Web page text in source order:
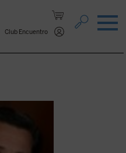
Club Encuentro